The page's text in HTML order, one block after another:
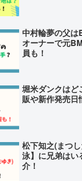
中村輪夢の父
オーナーで元
員も！
堀米ダンクはど
販や新作発売日
松下知之(まつ
泳】に兄弟はい
介！